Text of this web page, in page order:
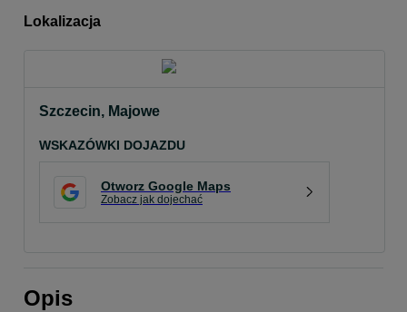
Lokalizacja
Szczecin, Majowe
WSKAZÓWKI DOJAZDU
Otworz Google Maps
Zobacz jak dojechać
Opis